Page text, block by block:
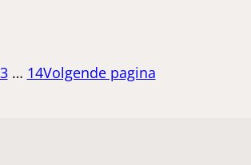
3 … 14Volgende pagina